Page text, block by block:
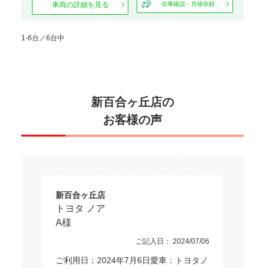
車両の詳細を見る 在庫確認・見積依頼
1-6台／6台中
新百合ヶ丘店の
お客様の声
新百合ヶ丘店
トヨタ ノア
A様
ご記入日： 2024/07/06
ご利用日：2024年7月6日愛車：トヨタノ